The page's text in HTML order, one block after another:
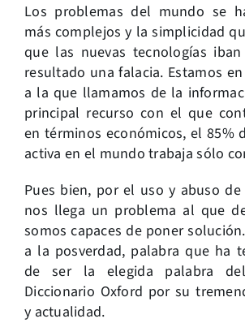
Los problemas del mundo se
más complejos y la simplicidad
que las nuevas tecnologías
resultado una falacia. Estamos
a la que llamamos de la
principal recurso con el que
en términos económicos, el 85%
activa en el mundo trabaja sólo
Pues bien, por el uso y abuso
nos llega un problema al que
somos capaces de poner
a la posverdad, palabra que ha
de ser la elegida palabra
Diccionario Oxford por su
y actualidad.